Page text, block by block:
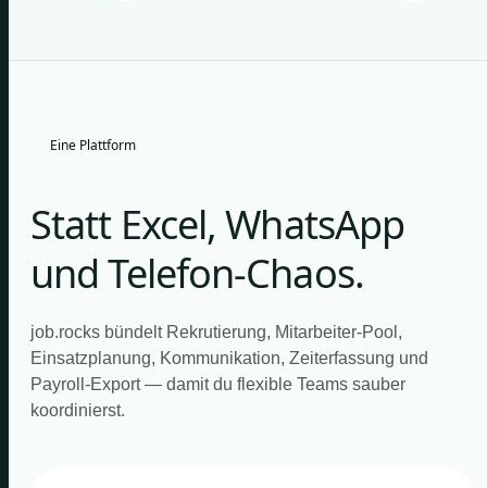
Eine Plattform
Statt Excel, WhatsApp
und Telefon-Chaos.
job.rocks bündelt Rekrutierung, Mitarbeiter-Pool,
Einsatzplanung, Kommunikation, Zeiterfassung und
Payroll-Export — damit du flexible Teams sauber
koordinierst.